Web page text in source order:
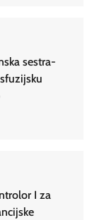
sestra-
I za